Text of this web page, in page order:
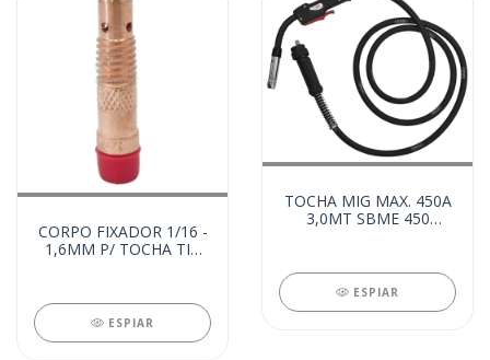
CORPO FIXADOR 1/16 -
1,6MM P/ TOCHA TIG
ESPIAR
TOCHA MIG MAX. 450A
3,0MT SBME 450
ESPIAR